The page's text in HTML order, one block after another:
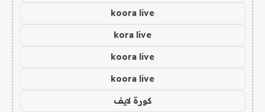
koora live
kora live
koora live
koora live
كورة لايف